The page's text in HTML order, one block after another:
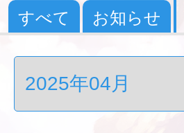
すべて お知らせ